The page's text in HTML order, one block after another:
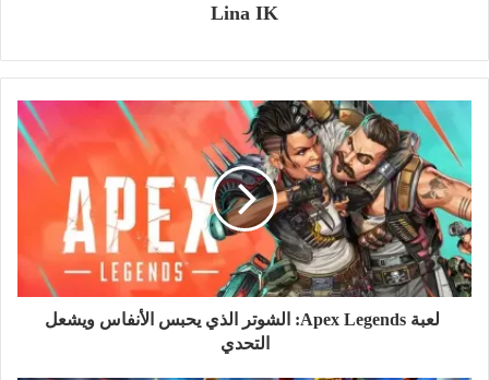
Lina IK
لعبة Apex Legends: الشوتر الذي يحبس الأنفاس ويشعل
التحدي